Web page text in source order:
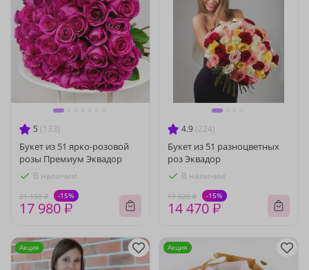
5 (133)
Букет из 51 ярко-розовой
розы Премиум Эквадор
В наличии
21 150 ₽ -15%
17 980 ₽
4.9 (224)
Букет из 51 разноцветных
роз Эквадор
В наличии
17 020 ₽ -15%
14 470 ₽
Акция Акция